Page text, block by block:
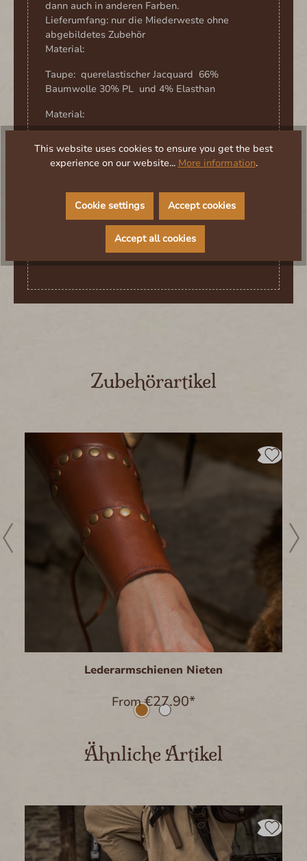
dann auch in anderen Farben.
Lieferumfang: nur die Miederweste ohne
abgebildetes Zubehör
Material:
Taupe: querelastischer Jacquard 66%
Baumwolle 30% PL und 4% Elasthan
Material:
Baumwolle und 2% Elasthan
Design/Entwurf: Kostümtruhe
Skip product galleryZubehörartikel
Lederarmschienen Nieten
From€27.90*
Skip product galleryÄhnliche Artikel
This website uses cookies to ensure you get the best
experience on our website... More information.
Cookie settings Accept cookies
Accept all cookies